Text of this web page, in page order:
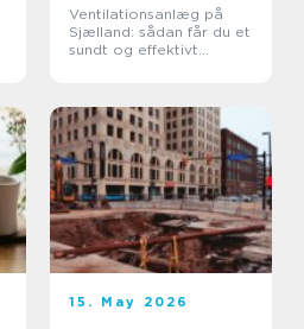
Ventilationsanlæg på
Sjælland: sådan får du et
sundt og effektivt
15. May 2026